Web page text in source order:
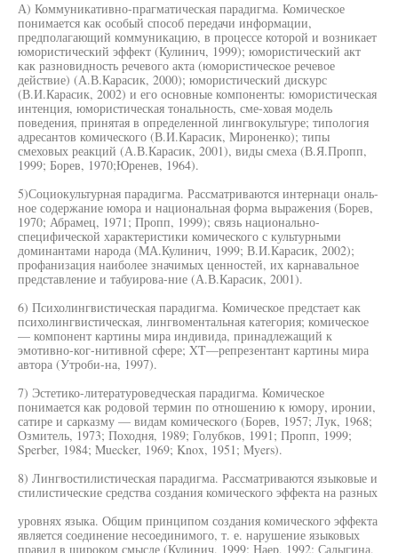
А) Коммуникативно-прагматическая парадигма. Комическое
понимается как особый способ передачи информации,
предполагающий коммуникацию, в процессе которой и возникает
юмористический эффект (Кулинич, 1999); юмористический акт
как разновидность речевого акта (юмористическое речевое
действие) (А.В.Карасик, 2000); юмористический дискурс
(В.И.Карасик, 2002) и его основные компоненты: юмористическая
интенция, юмористическая тональность, сме-ховая модель
поведения, принятая в определенной лингвокультуре; типология
адресантов комического (В.И.Карасик, Мироненко); типы
смеховых реакций (А.В.Карасик, 2001), виды смеха (В.Я.Пропп,
1999; Борев, 1970;Юренев, 1964).
5)Социокультурная парадигма. Рассматриваются интернаци ональ-
ное содержание юмора и национальная форма выражения (Борев,
1970; Абрамец, 1971; Пропп, 1999); связь национально-
специфической характеристики комического с культурными
доминантами народа (МА.Кулинич, 1999; В.И.Карасик, 2002);
профанизация наиболее значимых ценностей, их карнавальное
представление и табуирова-ние (А.В.Карасик, 2001).
6) Психолингвистическая парадигма. Комическое предстает как
психолингвистическая, лингвоментальная категория; комическое
— компонент картины мира индивида, принадлежащий к
эмотивно-ког-нитивной сфере; XT—репрезентант картины мира
автора (Утроби-на, 1997).
7) Эстетико-литературоведческая парадигма. Комическое
понимается как родовой термин по отношению к юмору, иронии,
сатире и сарказму — видам комического (Борев, 1957; Лук, 1968;
Озмитель, 1973; Походня, 1989; Голубков, 1991; Пропп, 1999;
Sperber, 1984; Muecker, 1969; Knox, 1951; Myers).
8) Лингвостилистическая парадигма. Рассматриваются языковые и
стилистические средства создания комического эффекта на разных
уровнях языка. Общим принципом создания комического эффекта
является соединение несоединимого, т. е. нарушение языковых
правил в широком смысле (Кулинич, 1999; Наер, 1992; Салыгина,